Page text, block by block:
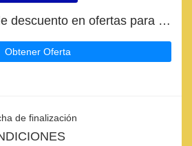
Obtenga un 5% de descuento en ofertas para estudiantes
Obtener Oferta
de finalización